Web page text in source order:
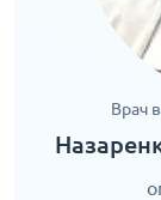
Врач